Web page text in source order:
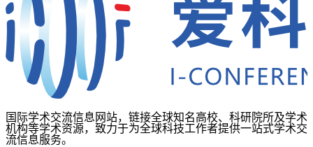
国际学术交流信息网站，链接全球知名高校、科研院所及学术
机构等学术资源，致力于为全球科技工作者提供一站式学术交
流信息服务。